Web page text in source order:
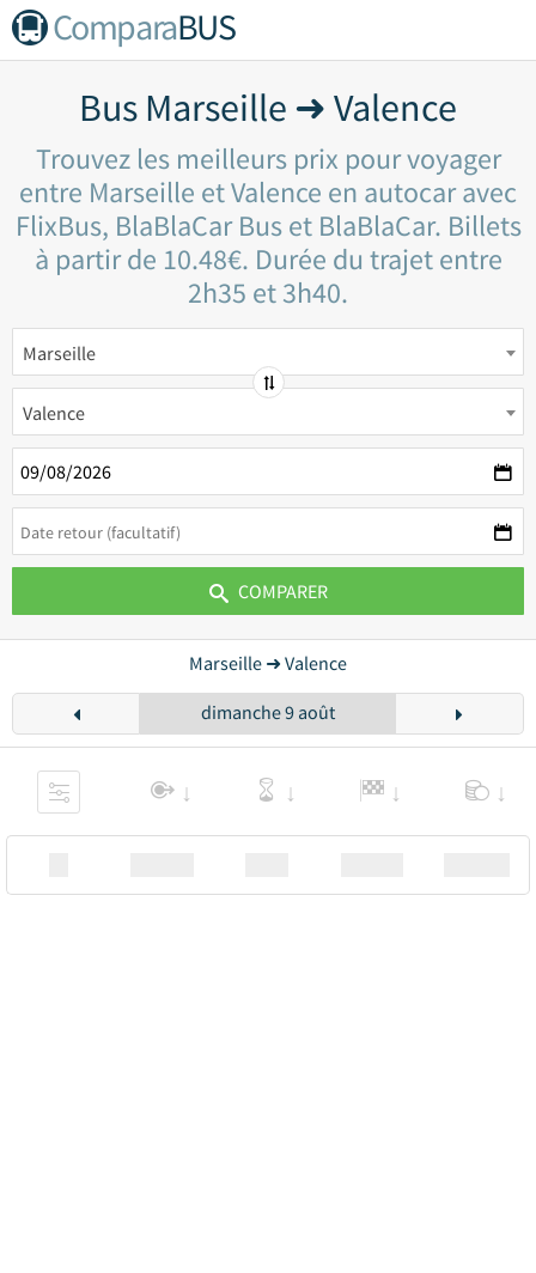
ComparaBUS
Bus Marseille ➜ Valence
Trouvez les meilleurs prix pour voyager
entre Marseille et Valence en autocar avec
FlixBus, BlaBlaCar Bus et BlaBlaCar. Billets
à partir de 10.48€. Durée du trajet entre
2h35 et 3h40.
Marseille
Valence
COMPARER
Marseille ➜ Valence
dimanche 9 août